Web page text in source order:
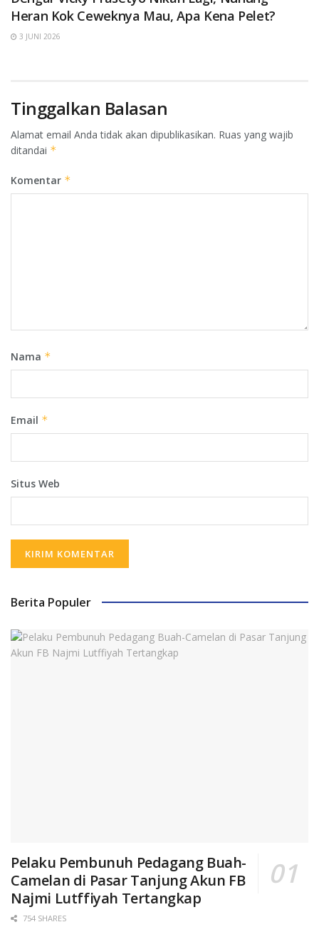
Heran Kok Ceweknya Mau, Apa Kena Pelet?
3 JUNI 2026
Tinggalkan Balasan
Alamat email Anda tidak akan dipublikasikan. Ruas yang wajib
ditandai *
Komentar *
Nama *
Email *
Situs Web
Berita Populer
Pelaku Pembunuh Pedagang Buah-
Camelan di Pasar Tanjung Akun FB
Najmi Lutffiyah Tertangkap
754 SHARES